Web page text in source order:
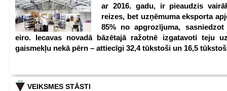
ar 2016. gadu, ir pieaudzis
reizes, bet uzņēmuma eksporta
85% no apgrozījuma,
eiro. Iecavas novadā bāzētajā ražotnē izgatavoti teju
gaismekļu nekā pērn – attiecīgi 32,4 tūkstoši un 16,5
VEIKSMES STĀSTI